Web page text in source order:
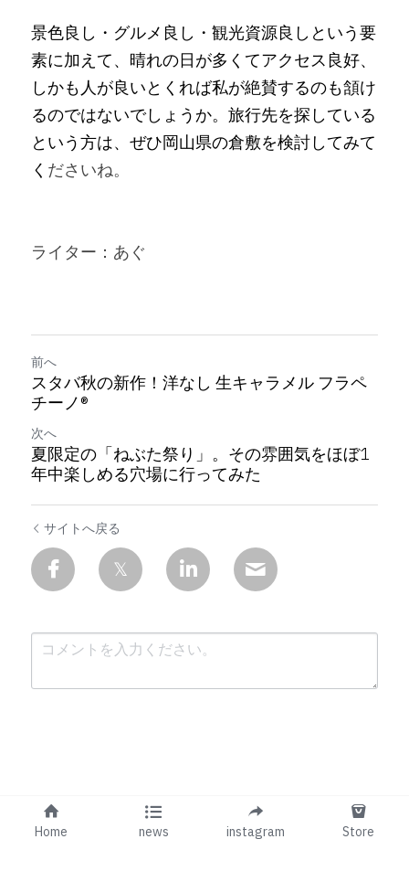
景色良し・グルメ良し・観光資源良しという要
素に加えて、晴れの日が多くてアクセス良好、
しかも人が良いとくれば私が絶賛するのも頷け
るのではないでしょうか。旅行先を探している
という方は、ぜひ岡山県の倉敷を検討してみて
く ださいね。
ライター：あぐ
前へ
スタバ秋の新作！洋なし 生キャラメル フラペ
チーノ®
次へ
夏限定の「ねぶた祭り」。その雰囲気をほぼ1
年中楽しめる穴場に行ってみた
サイトへ戻る
送信 キャンセル
Home news instagram Store